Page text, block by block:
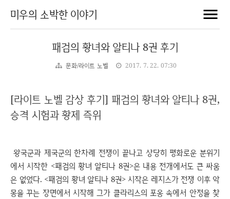
미우의 소박한 이야기
패검의 황녀와 알티나 8권 후기
문화/라이트 노벨 2017. 7. 22. 07:30
[라이트 노벨 감상 후기] 패검의 황녀와 알티나 8권,
승격 시험과 황제 즉위
왕국군과 제국군의 한차례 전쟁이 끝나고 상당히 평화로운 분위기
에서 시작한 <패검의 황녀 알티나 8권>은 내용 전개에서도 큰 싸움
은 없었다. <패검의 황녀 알티나 8권> 시작은 레지스가 전쟁 이후 악
몽을 꾸는 장면에서 시작해 그가 클라리스의 포옹 속에서 안정을 찾